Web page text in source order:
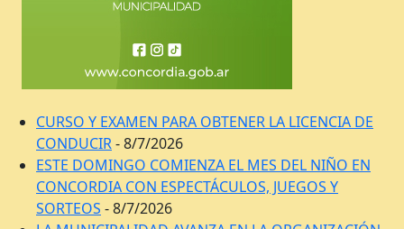
CURSO Y EXAMEN PARA OBTENER LA LICENCIA DE
CONDUCIR- 8/7/2026
ESTE DOMINGO COMIENZA EL MES DEL NIÑO EN
CONCORDIA CON ESPECTÁCULOS, JUEGOS Y
SORTEOS - 8/7/2026